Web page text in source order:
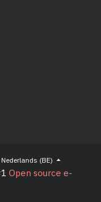
Nederlands (BE)
Open source e-